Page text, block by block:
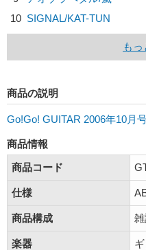
10 SIGNAL/KAT-TUN
も
商品の説明
Go!Go! GUITAR 2006年10月
商品情報
商品コード
仕様
商品構成
楽器